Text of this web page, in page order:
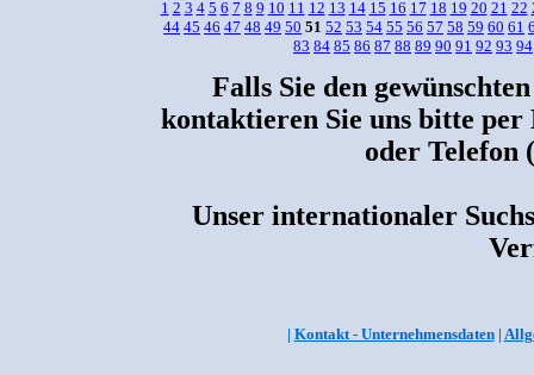
1 2 3 4 5 6 7 8 9 10 11 12 13 14 15 16 17 18 19 20 21 22
44 45 46 47 48 49 50 51 52 53 54 55 56 57 58 59 60 61
83 84 85 86 87 88 89 90 91 92 93 94
Falls Sie den
kontaktieren Sie uns bitte per
oder Telefon
Unser internationaler
| Kontakt - Unternehmensdaten|